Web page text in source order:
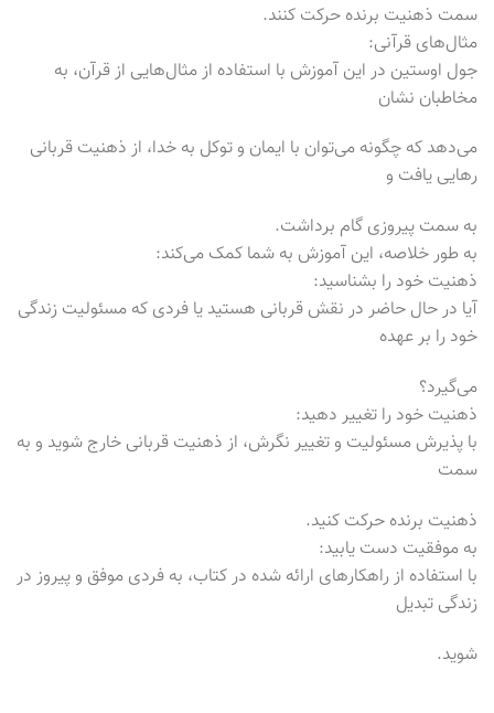
سمت ذهنیت برنده حرکت کنند.
مثال‌های قرآنی:
جول اوستین در این آموزش با استفاده از مثال‌هایی از قرآن، به
مخاطبان نشان
می‌دهد که چگونه می‌توان با ایمان و توکل به خدا، از ذهنیت قربانی
رهایی یافت و
به سمت پیروزی گام برداشت.
به طور خلاصه، این آموزش به شما کمک می‌کند:
ذهنیت خود را بشناسید:
آیا در حال حاضر در نقش قربانی هستید یا فردی که مسئولیت زندگی
خود را بر عهده
می‌گیرد؟
ذهنیت خود را تغییر دهید:
با پذیرش مسئولیت و تغییر نگرش، از ذهنیت قربانی خارج شوید و به
سمت
ذهنیت برنده حرکت کنید.
به موفقیت دست یابید:
با استفاده از راهکارهای ارائه شده در کتاب، به فردی موفق و پیروز در
زندگی تبدیل
شوید.